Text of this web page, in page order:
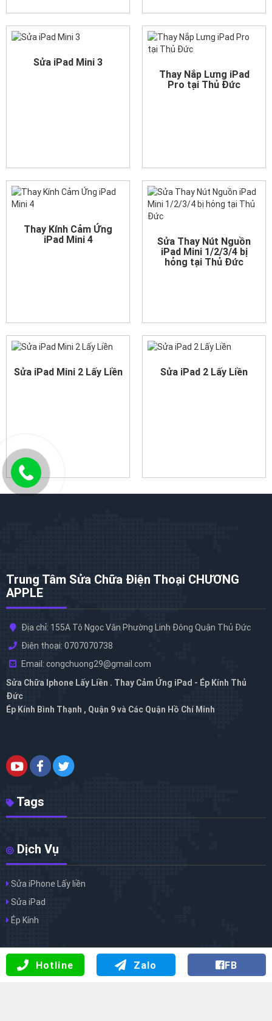
Hotline Zalo FB
Sửa iPad Mini 3
Thay Nắp Lưng iPad
Pro tại Thủ Đức
Thay Kính Cảm Ứng
iPad Mini 4
Sửa Thay Nút Nguồn
iPad Mini 1/2/3/4 bị
hỏng tại Thủ Đức
Sửa iPad Mini 2 Lấy Liền Sửa iPad 2 Lấy Liền
Trung Tâm Sửa Chữa Điện Thoại CHƯƠNG
APPLE
Địa chỉ: 155A Tô Ngọc Vân Phường Linh Đông Quận Thủ Đức
Điện thoại: 0707070738
Email: congchuong29@gmail.com
Sửa Chữa Iphone Lấy Liền . Thay Cảm Ứng iPad - Ép Kính Thủ
Đức
Ép Kính Bình Thạnh , Quận 9 và Các Quận Hồ Chí Minh
Tags
Dịch Vụ
Sửa iPhone Lấy liền
Sửa iPad
Ép Kính